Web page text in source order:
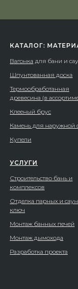
КАТАЛОГ:
Вагонка для бани и
Шпунтованная доска
Термообработанная
древесина (в
Клееный брус
Камень для наружной
Купели
УСЛУГИ
Строительство бань и
комплексов
Отделка парных и
ключ
Монтаж банных печей
Монтаж дымохода
Разработка проекта